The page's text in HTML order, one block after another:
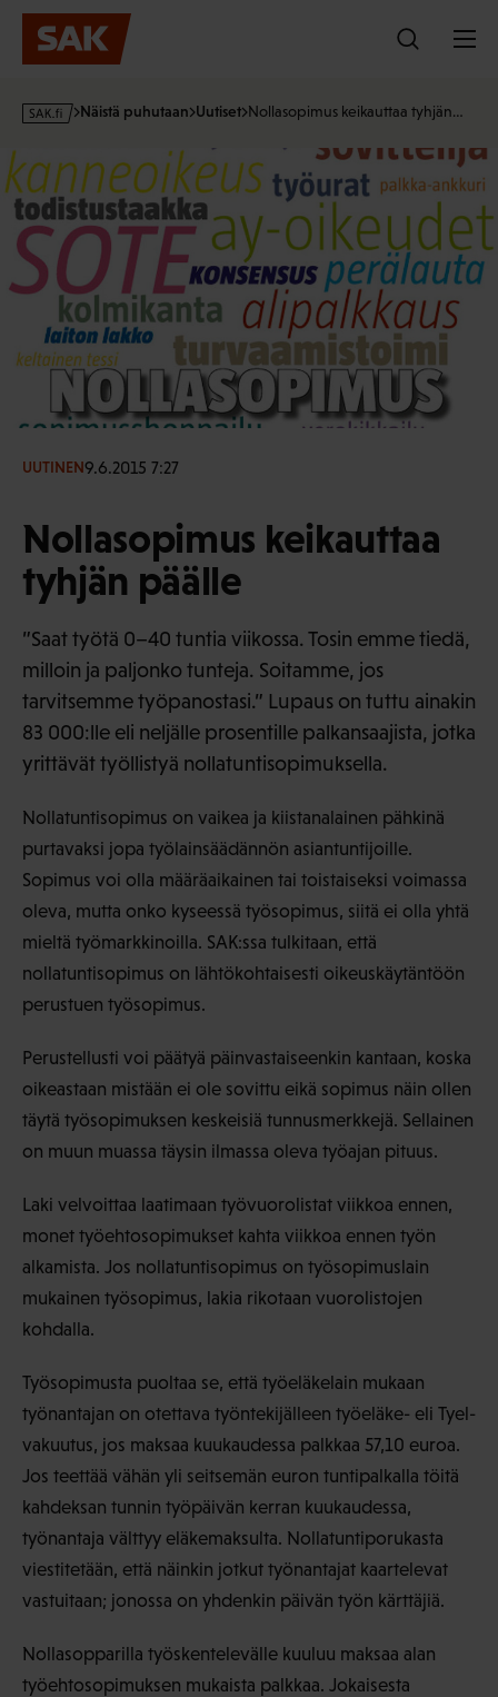
Hyppää
sisältöön
s
f
i
Näistä puhutaan Uutiset Nollasopimus keikauttaa tyhjän…
UUTINEN9.6.2015 7:27
Nollasopimus keikauttaa
tyhjän päälle
”Saat työtä 0–40 tuntia viikossa. Tosin emme tiedä,
milloin ja paljonko tunteja. Soitamme, jos
tarvitsemme työpanostasi.” Lupaus on tuttu ainakin
83 000:lle eli neljälle prosentille palkansaajista, jotka
yrittävät työllistyä nollatuntisopimuksella.
Nollatuntisopimus on vaikea ja kiistanalainen pähkinä
purtavaksi jopa työlainsäädännön asiantuntijoille.
Sopimus voi olla määräaikainen tai toistaiseksi voimassa
oleva, mutta onko kyseessä työsopimus, siitä ei olla yhtä
mieltä työmarkkinoilla. SAK:ssa tulkitaan, että
nollatuntisopimus on lähtökohtaisesti oikeuskäytäntöön
perustuen työsopimus.
Perustellusti voi päätyä päinvastaiseenkin kantaan, koska
oikeastaan mistään ei ole sovittu eikä sopimus näin ollen
täytä työsopimuksen keskeisiä tunnusmerkkejä. Sellainen
on muun muassa täysin ilmassa oleva työajan pituus.
Laki velvoittaa laatimaan työvuorolistat viikkoa ennen,
monet työehtosopimukset kahta viikkoa ennen työn
alkamista. Jos nollatuntisopimus on työsopimuslain
mukainen työsopimus, lakia rikotaan vuorolistojen
kohdalla.
Työsopimusta puoltaa se, että työeläkelain mukaan
työnantajan on otettava työntekijälleen työeläke- eli Tyel-
vakuutus, jos maksaa kuukaudessa palkkaa 57,10 euroa.
Jos teettää vähän yli seitsemän euron tuntipalkalla töitä
kahdeksan tunnin työpäivän kerran kuukaudessa,
työnantaja välttyy eläkemaksulta. Nollatuntiporukasta
viestitetään, että näinkin jotkut työnantajat kaartelevat
vastuitaan; jonossa on yhdenkin päivän työn kärttäjiä.
Nollasopparilla työskentelevälle kuuluu maksaa alan
työehtosopimuksen mukaista palkkaa. Jokaisesta